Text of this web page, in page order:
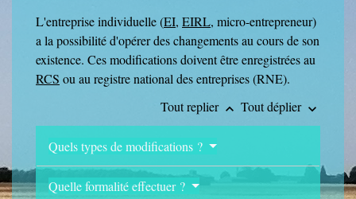
L'entreprise individuelle (EI, EIRL, micro-entrepreneur)
a la possibilité d'opérer des changements au cours de son
existence. Ces modifications doivent être enregistrées au
RCS ou au registre national des entreprises (RNE).
Tout replier keyboard_arrow_up Tout déplier keyboard_arrow_down
Quels types de modifications ?
Quelle formalité effectuer ?